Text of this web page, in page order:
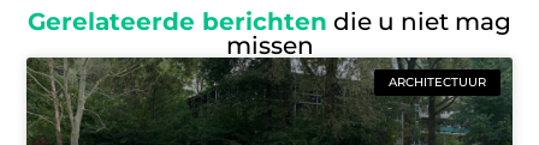
Gerelateerde berichten die u niet mag
missen
ARCHITECTUUR